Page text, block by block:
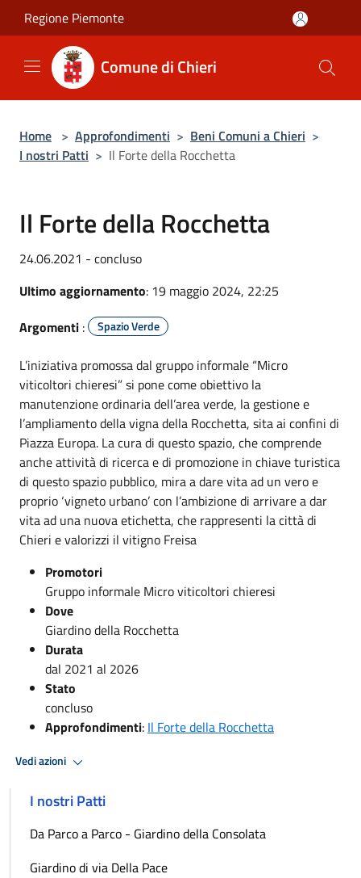
Salta al contenuto principale
Regione Piemonte
Comune di Chieri
Home > Approfondimenti > Beni Comuni a Chieri >
I nostri Patti > Il Forte della Rocchetta
Il Forte della Rocchetta
24.06.2021 - concluso
Ultimo aggiornamento: 19 maggio 2024, 22:25
Argomenti : Spazio Verde
L’iniziativa promossa dal gruppo informale “Micro
viticoltori chieresi” si pone come obiettivo la
manutenzione ordinaria dell’area verde, la gestione e
l’ampliamento della vigna della Rocchetta, sita ai confini di
Piazza Europa. La cura di questo spazio, che comprende
anche attività di ricerca e di promozione in chiave turistica
di questo spazio pubblico, mira a dare vita ad un vero e
proprio ‘vigneto urbano’ con l’ambizione di arrivare a dar
vita ad una nuova etichetta, che rappresenti la città di
Chieri e valorizzi il vitigno Freisa
Promotori
Gruppo informale Micro viticoltori chieresi
Dove
Giardino della Rocchetta
Durata
dal 2021 al 2026
Stato
concluso
Approfondimenti: Il Forte della Rocchetta
Vedi azioni
I nostri Patti
Da Parco a Parco - Giardino della Consolata
Giardino di via Della Pace